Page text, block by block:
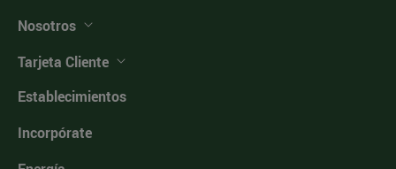
Nosotros
Tarjeta Cliente
Establecimientos
Incorpórate